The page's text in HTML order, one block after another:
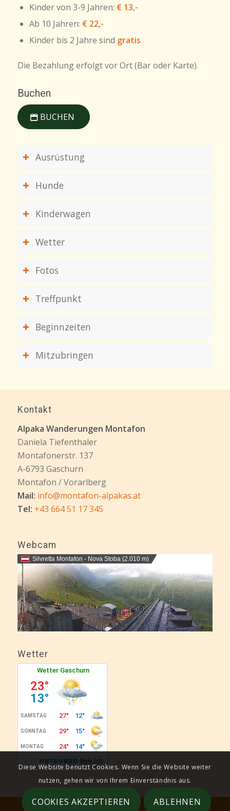
Kinder von 3-9 Jahren: € 13,-
Ab 10 Jahren: € 22,-
Kinder bis 2 Jahre sind gratis
Die Bezahlung erfolgt vor Ort (Bar oder Karte).
Buchen
BUCHEN
Ausrüstung
Hunde
Kinderwagen
Wetter
Fotos
Treffpunkt
Beginnzeiten
Mitzubringen
Kontakt
Alpaka Wanderungen Montafon
Daniela Tiefenthaler
Montafonerstr. 137
A-6793 Gaschurn
Montafon / Vorarlberg
Mail: info@montafon-alpakas.at
Tel: +43 664 51 17 345
Webcam
Silvretta Montafon - Nova Stoba (2.010 m)
Wetter
Diese Website benutzt Cookies. Wenn Sie die Website weiter
nutzen, gehen wir von Ihrem Einverständnis aus.
COOKIES AKZEPTIEREN ABLEHNEN